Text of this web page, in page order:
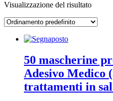
Visualizzazione del risultato
50 mascherine
Adesivo Medico
trattamenti in